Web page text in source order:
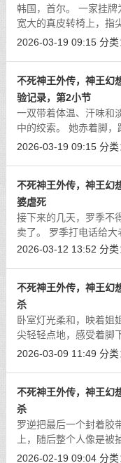
韩国，首尔。 一家挂牌
宽大的真皮转椅上，指
所的主人，而在表象之
2026-03-19 09:15 分类
不死神王外传，神王幻
验记录，第2小节
一双带着体温、汗味和
中的绞索。 她赤着脚
的男人。 [详细]
2026-03-19 09:15 分类
不死神王外传，神王幻
婆虐死
接下来的几天，罗季不
卖了。 罗季打电话给大
2026-03-12 13:52 分类
不死神王外传，神王幻
杀
卧室灯光柔和，映着姐
尖轻轻点地，感受着
失，只剩僵硬的死寂。[
2026-03-09 11:49 分类
不死神王外传，神王幻
杀
罗逆把最后一个封着胶
上，随后整个人像是
去防尘膜的沙发上。汗
2026-02-19 09:04 分类